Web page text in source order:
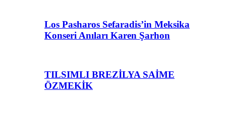
Los Pasharos Sefaradis’in Meksika
Konseri Anıları Karen Şarhon
TILSIMLI BREZİLYA SAİME
ÖZMEKİK